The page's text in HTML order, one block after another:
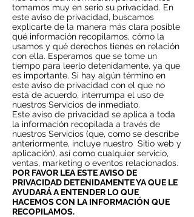
tomamos muy en serio su privacidad. En
este aviso de privacidad, buscamos
explicarte de la manera más clara posible
qué información recopilamos, cómo la
usamos y qué derechos tienes en relación
con ella. Esperamos que se tome un
tiempo para leerlo detenidamente, ya que
es importante. Si hay algún término en
este aviso de privacidad con el que no
está de acuerdo, interrumpa el uso de
nuestros Servicios de inmediato.
Este aviso de privacidad se aplica a toda
la información recopilada a través de
nuestros Servicios (que, como se describe
anteriormente, incluye nuestro Sitio web y
aplicación), así como cualquier servicio,
ventas, marketing o eventos relacionados.
POR FAVOR LEA ESTE AVISO DE
PRIVACIDAD DETENIDAMENTE YA QUE LE
AYUDARÁ A ENTENDER LO QUE
HACEMOS CON LA INFORMACIÓN QUE
RECOPILAMOS.